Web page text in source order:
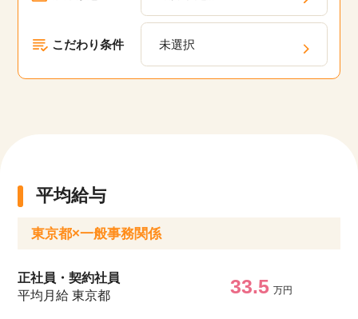
こだわり条件 未選択
平均給与
東京都×一般事務関係
正社員・契約社員
平均月給 東京都
33.5 万円